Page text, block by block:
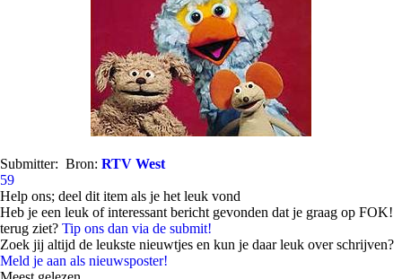
Submitter: Bron: RTV West
59
Help ons; deel dit item als je het leuk vond
Heb je een leuk of interessant bericht gevonden dat je graag op FOK!
terug ziet? Tip ons dan via de submit!
Zoek jij altijd de leukste nieuwtjes en kun je daar leuk over schrijven?
Meld je aan als nieuwsposter!